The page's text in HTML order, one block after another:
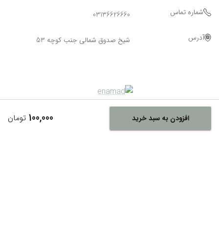
افزودن به سبد خرید 100,000 تومان
شماره تماس 03136626660
آدرس شیخ صدوق شمالی جنب کوچه 53